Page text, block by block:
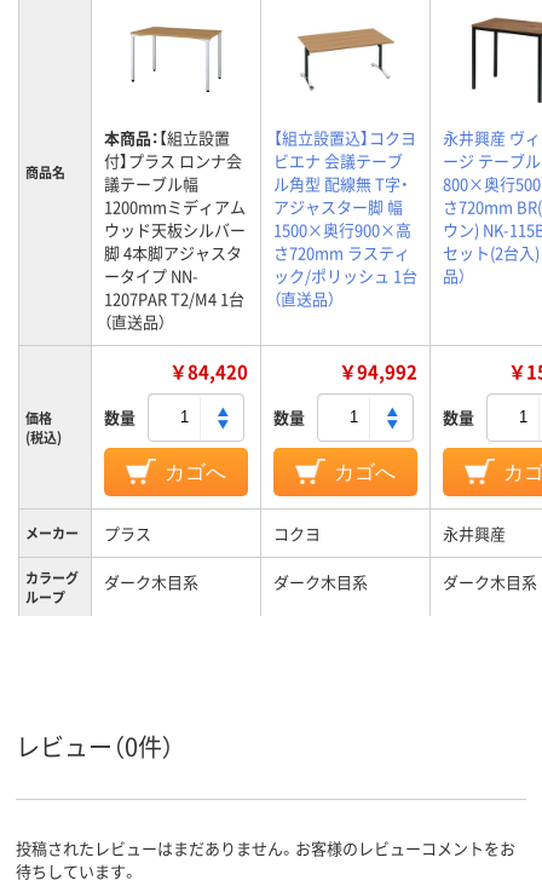
商品名
本商品：【組立設置
付】プラス ロンナ会
議テーブル幅
1200mmミディアム
ウッド天板シルバー
脚 4本脚アジャスタ
ータイプ NN-
1207PAR T2/M4 1台
（直送品）
【組立設置込】コクヨ
ビエナ 会議テーブ
ル角型 配線無 T字・
アジャスター脚 幅
1500×奥行900×高
さ720mm ラスティ
ック/ポリッシュ 1台
（直送品）
永井興産 ヴ
ージ テーブ
800×奥行
さ720mm
ウン) NK-
セット(2台入)
品）
価格
(税込)
￥84,420
数量
カゴへ
￥94,992
数量
カゴへ
￥
数量
カ
メーカー プラス コクヨ 永井興産
カラーグ
ループ
ダーク木目系 ダーク木目系 ダーク木目系
レビュー（0件）
投稿されたレビューはまだありません。お客様のレビューコメントをお
待ちしています。